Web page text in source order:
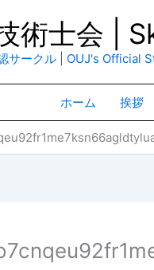
術士会 |
サークル | OUJ's Official
ホーム 挨拶